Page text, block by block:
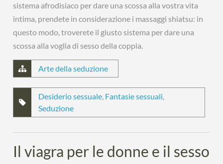
sistema afrodisiaco per dare una scossa alla vostra vita
intima, prendete in considerazione i massaggi shiatsu: in
questo modo, troverete il giusto sistema per dare una
scossa alla voglia di sesso della coppia.
Arte della seduzione
Desiderio sessuale, Fantasie sessuali,
Seduzione
Il viagra per le donne e il sesso